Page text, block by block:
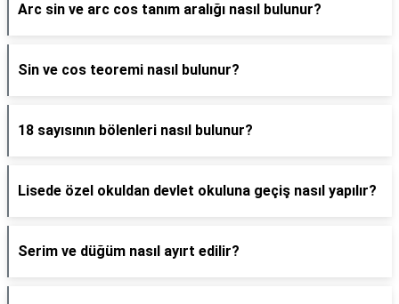
Arc sin ve arc cos tanım aralığı nasıl bulunur?
Sin ve cos teoremi nasıl bulunur?
18 sayısının bölenleri nasıl bulunur?
Lisede özel okuldan devlet okuluna geçiş nasıl yapılır?
Serim ve düğüm nasıl ayırt edilir?